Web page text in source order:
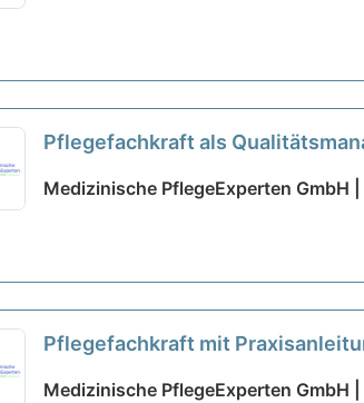
Pflegefachkraft als
Medizinische PflegeExperten GmbH
Pflegefachkraft mit
Medizinische PflegeExperten GmbH